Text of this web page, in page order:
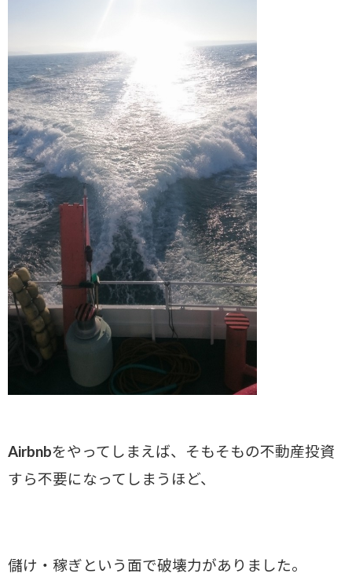
Airbnbをやってしまえば、そもそもの不動産投資
すら不要になってしまうほど、
儲け・稼ぎという面で破壊力がありました。